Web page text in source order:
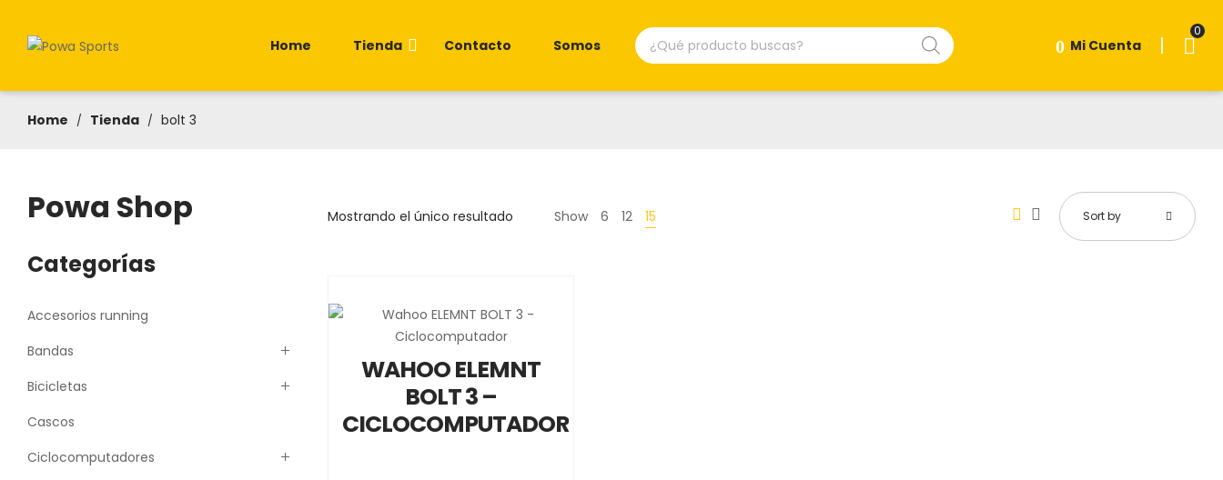
Home Tienda Contacto Somos
Búsqueda
de
productos
Mi Cuenta |
0
Home / Tienda / bolt 3
Mostrando el único resultado Show 6 12 15 Sort by
WAHOO ELEMNT
BOLT 3 –
CICLOCOMPUTADOR
Powa Shop
Categorías
Accesorios running
Bandas
Bicicletas
Cascos
Ciclocomputadores